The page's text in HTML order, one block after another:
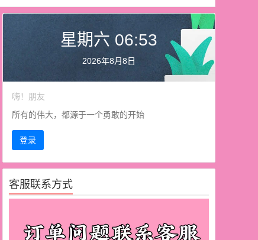
星期六 06:53
2026年8月8日
嗨！朋友
所有的伟大，都源于一个勇敢的开始
登录
客服联系方式